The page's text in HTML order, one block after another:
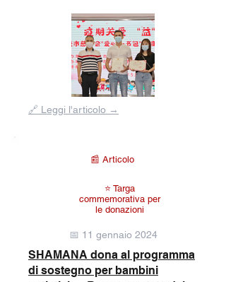
dalla
galleria
🔗 Leggi l'articolo →
📰 Articolo
⭐ Targa
commemorativa per
le donazioni
📅 11 gennaio 2024
SHAMANA dona al programma
di sostegno per bambini